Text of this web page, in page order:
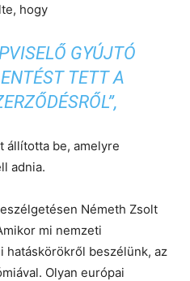
hogy
GYÚJTÓ
TETT A
állította be, amelyre
adnia.
Németh Zsolt
mi nemzeti
hatáskörökről beszélünk, az
Olyan európai